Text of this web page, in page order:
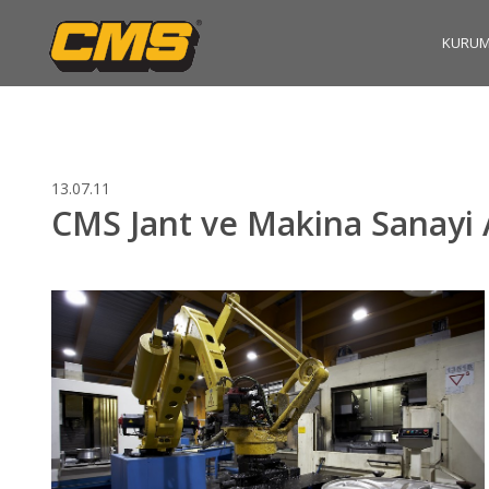
13.07.11
CMS Jant ve Makina Sanayi